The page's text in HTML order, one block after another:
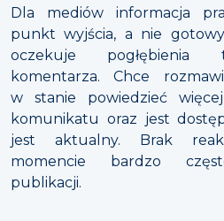
Dla mediów informacja
punkt wyjścia, a nie gotowy
oczekuje pogłębienia
komentarza. Chce
w stanie powiedzieć
komunikatu oraz jest
jest aktualny. Brak
momencie bardzo
publikacji.